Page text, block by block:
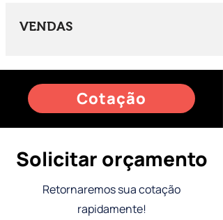
VENDAS
Cotação
Solicitar orçamento
Retornaremos sua cotação
rapidamente!